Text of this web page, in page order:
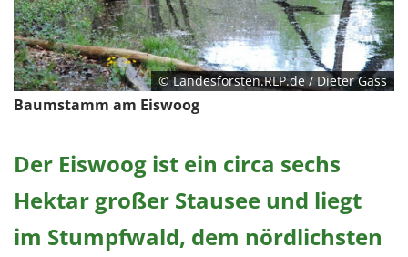
© Landesforsten.RLP.de / Dieter Gass
Baumstamm am Eiswoog
Der Eiswoog ist ein circa sechs
Hektar großer Stausee und liegt
im Stumpfwald, dem nördlichsten